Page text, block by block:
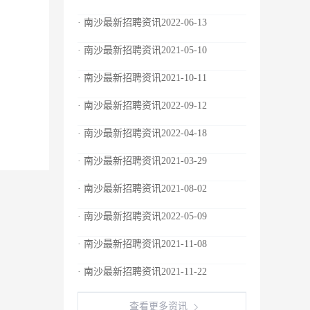
· 南沙最新招聘资讯2022-06-13
· 南沙最新招聘资讯2021-05-10
· 南沙最新招聘资讯2021-10-11
· 南沙最新招聘资讯2022-09-12
· 南沙最新招聘资讯2022-04-18
· 南沙最新招聘资讯2021-03-29
· 南沙最新招聘资讯2021-08-02
· 南沙最新招聘资讯2022-05-09
· 南沙最新招聘资讯2021-11-08
· 南沙最新招聘资讯2021-11-22
查看更多资讯